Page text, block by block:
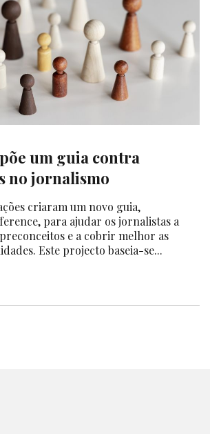
um guia contra
no jornalismo
criaram um novo guia,
para ajudar os jornalistas a
e a cobrir melhor as
Este projecto baseia-se...